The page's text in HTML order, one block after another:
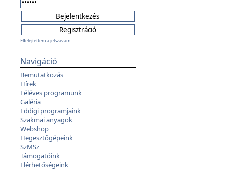
Elfelejtettem a jelszavam...
Navigáció
Bemutatkozás
Hírek
Féléves programunk
Galéria
Eddigi programjaink
Szakmai anyagok
Webshop
Hegesztőgépeink
SzMSz
Támogatóink
Elérhetőségeink